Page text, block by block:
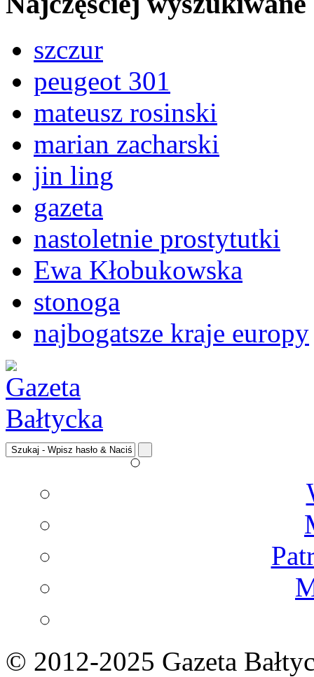
szczur
peugeot 301
mateusz rosinski
marian zacharski
jin ling
gazeta
nastoletnie prostytutki
Ewa Kłobukowska
stonoga
najbogatsze kraje europy
© 2012-2025 Gazeta